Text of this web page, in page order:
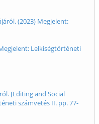
(2023) Megjelent:
Lelkiségtörténeti
[Editing and Social
számvetés II. pp. 77-